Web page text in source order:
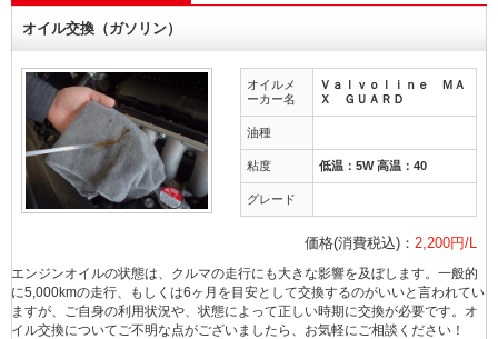
オイル交換（ガソリン）
オイルメ
ーカー名
Ｖａｌｖｏｌｉｎｅ ＭＡ
Ｘ ＧＵＡＲＤ
油種
粘度 低温：5W 高温：40
グレード
価格(消費税込)： 2,200円/L
エンジンオイルの状態は、クルマの走行にも大きな影響を及ぼします。一般的
に5,000kmの走行、もしくは6ヶ月を目安として交換するのがいいと言われてい
ますが、ご自身の利用状況や、状態によって正しい時期に交換が必要です。オ
イル交換についてご不明な点がございましたら、お気軽にご相談ください！